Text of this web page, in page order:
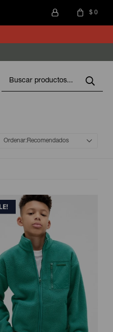
$ 0
Recomendados